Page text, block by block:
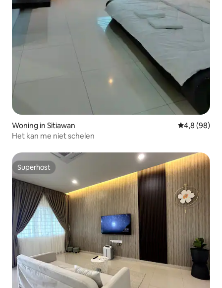
Woning in Sitiawan Gemiddelde
4,8 (98)
Het kan me niet schelen
Superhost
Superhost